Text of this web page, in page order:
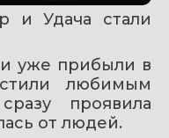
и Удача стали
уже прибыли в
любимым
проявила
от людей.